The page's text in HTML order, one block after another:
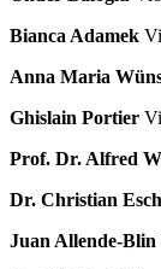
Bianca Adamek
Anna Maria
Ghislain Portier
Prof. Dr. Alfred
Dr. Christian Esch
Juan Allende-Blin